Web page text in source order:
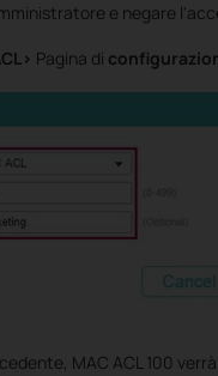
e negare
Pagina di
MAC ACL 100